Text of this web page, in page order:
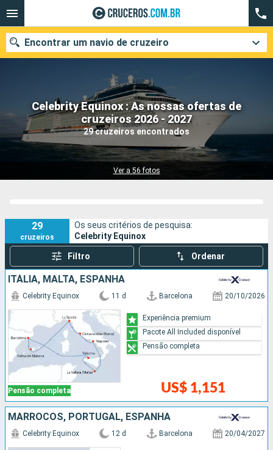
Celebrity Equinox : As nossas ofertas de
cruzeiros 2026 - 2027
29 cruzeiros encontrados
Ver a 56 fotos
Encontrar um navio de cruzeiro
Quando ir?
Data de partida
29
cruzeiros
Os seus critérios de pesquisa:
Celebrity Equinox
Filtro Ordenar
ITÁLIA, MALTA, ESPANHA
Pensão completa
Celebrity Equinox 11 d Barcelona 20/10/2026
US$ 1,151
Experiência premium
Pacote All Included disponível
Pensão completa
MARROCOS, PORTUGAL, ESPANHA
Celebrity Equinox 12 d Barcelona 20/04/2027